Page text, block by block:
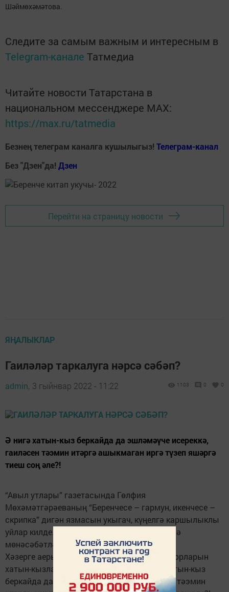
Шәймөхәмәтова.
Следите за самым важным и интересным в
Telegram-канале Татмедиа
Читайте новости Татарстана в
национальном мессенджере MАХ:
https://max.ru/tatmedia
Безнең телеграм каналга кушылыгыз! Телеграм-канал
Без "Дзен"да! Дзен
Перейти на страницу новости
ЯҢАЛЫКЛАР
Гаиләләр таркалуга нәрсә сәбәп?
admin, 3 гыйнвар 2022 - 11:22 1103 0 0
Ә нигә хатын-кыз беркайда да эшләмәүче исереккә,
гаиләсен тәэмин итәргә ашыкмаган иргә түзеп яшәргә
тиеш соң әле?!
“Авыл утлары” газетасында Гөлфия
Мөхәмәтгәрәеваның “Беренчесе – гармун, икенчесе –
скрипка” дигән язмасын укыгач, күңелгә каршылыклы
уйлар килде. Язмада сүз ир һәм хатын, гаилә
мөнәсәбәтләре турында бара.
Хәзерге аерылышу очракларының инициаторларын
хатын-кызлар дип күрсәтә автор. Ә нигә хатын-кыз
беркайда да эшләмәүче исереккә, гаиләсен тәэмин